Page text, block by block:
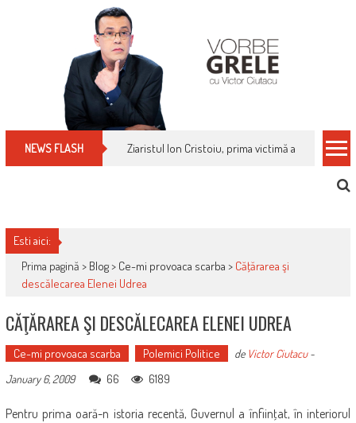
NEWS FLASH Ziaristul Ion Cristoiu, prima victimă a noi
Esti aici:
Prima pagină > Blog> Ce-mi provoaca scarba > Căţărarea şi
descălecarea Elenei Udrea
CĂŢĂRAREA ŞI DESCĂLECAREA ELENEI UDREA
Ce-mi provoaca scarba Polemici Politice de Victor Ciutacu-
January 6, 2009
66 6189
Pentru prima oară-n istoria recentă, Guvernul a înfiinţat, în interiorul